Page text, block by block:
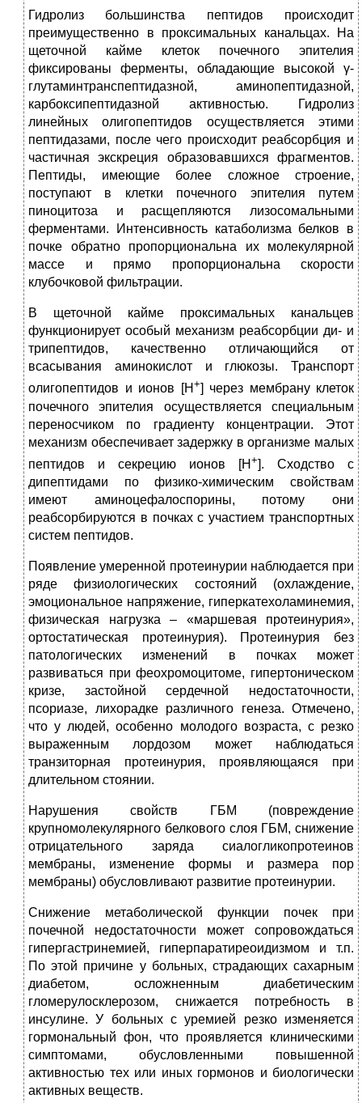
Гидролиз большинства пептидов происходит
преимущественно в проксимальных канальцах. На
щеточной кайме клеток почечного эпителия
фиксированы ферменты, обладающие высокой γ-
глутаминтранспептидазной, аминопептидазной,
карбоксипептидазной активностью. Гидролиз
линейных олигопептидов осуществляется этими
пептидазами, после чего происходит реабсорбция и
частичная экскреция образовавшихся фрагментов.
Пептиды, имеющие более сложное строение,
поступают в клетки почечного эпителия путем
пиноцитоза и расщепляются лизосомальными
ферментами. Интенсивность катаболизма белков в
почке обратно пропорциональна их молекулярной
массе и прямо пропорциональна скорости
клубочковой фильтрации.
В щеточной кайме проксимальных канальцев
функционирует особый механизм реабсорбции ди- и
трипептидов, качественно отличающийся от
всасывания аминокислот и глюкозы. Транспорт
олигопептидов и ионов [Н + ] через мембрану клеток
почечного эпителия осуществляется специальным
переносчиком по градиенту концентрации. Этот
механизм обеспечивает задержку в организме малых
пептидов и секрецию ионов [Н +]. Сходство с
дипептидами по физико-химическим свойствам
имеют аминоцефалоспорины, потому они
реабсорбируются в почках с участием транспортных
систем пептидов.
Появление умеренной протеинурии наблюдается при
ряде физиологических состояний (охлаждение,
эмоциональное напряжение, гиперкатехоламинемия,
физическая нагрузка – «маршевая протеинурия»,
ортостатическая протеинурия). Протеинурия без
патологических изменений в почках может
развиваться при феохромоцитоме, гипертоническом
кризе, застойной сердечной недостаточности,
псориазе, лихорадке различного генеза. Отмечено,
что у людей, особенно молодого возраста, с резко
выраженным лордозом может наблюдаться
транзиторная протеинурия, проявляющаяся при
длительном стоянии.
Нарушения свойств ГБМ (повреждение
крупномолекулярного белкового слоя ГБМ, снижение
отрицательного заряда сиалогликопротеинов
мембраны, изменение формы и размера пор
мембраны) обусловливают развитие протеинурии.
Снижение метаболической функции почек при
почечной недостаточности может сопровождаться
гипергастринемией, гиперпаратиреоидизмом и т.п.
По этой причине у больных, страдающих сахарным
диабетом, осложненным диабетическим
гломерулосклерозом, снижается потребность в
инсулине. У больных с уремией резко изменяется
гормональный фон, что проявляется клиническими
симптомами, обусловленными повышенной
активностью тех или иных гормонов и биологически
активных веществ.